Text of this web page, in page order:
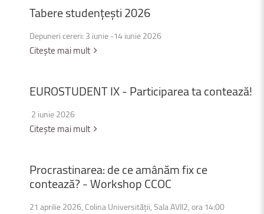
Taberestudențești2026
Depuneri cereri: 3 iunie -14 iunie 2026
Citește mai mult
EUROSTUDENTIX-Participareatacontează!
2 iunie 2026
Citește mai mult
Procrastinarea:deceamânămfixce
contează?-WorkshopCCOC
21 aprilie 2026, Colina Universității, Sala AVII2, ora 14:00